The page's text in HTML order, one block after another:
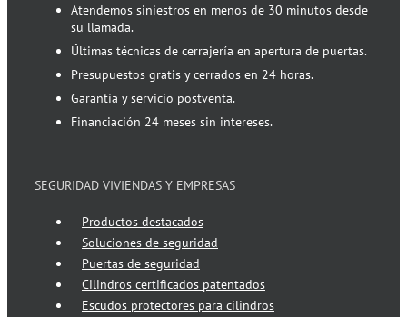
Atendemos siniestros en menos de 30 minutos desde
su llamada.
Últimas técnicas de cerrajería en apertura de puertas.
Presupuestos gratis y cerrados en 24 horas.
Garantía y servicio postventa.
Financiación 24 meses sin intereses.
SEGURIDAD VIVIENDAS Y EMPRESAS
Productos destacados
Soluciones de seguridad
Puertas de seguridad
Cilindros certificados patentados
Escudos protectores para cilindros